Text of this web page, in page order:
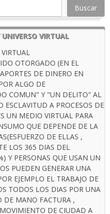
Buscar
VIRTUAL
OTORGADO (EN EL
DE DINERO EN
ALGO DE
COMUN" Y "UN DELITO" AL
ESCLAVITUD A PROCESOS DE
UN MEDIO VIRTUAL PARA
QUE DEPENDE DE LA
DE ELLAS ,
LOS 365 DIAS DEL
Y PERSONAS QUE USAN UN
PUEDEN GENERAR UNA
EJEMPLO EL TRABAJO DE
TODOS LOS DIAS POR UNA
DE MANO FACTURA ,
DE CIUDAD A